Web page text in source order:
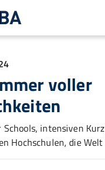
voller
intensiven
Hochschulen, die